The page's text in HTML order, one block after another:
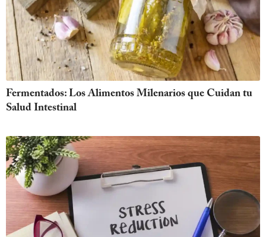
Fermentados: Los Alimentos Milenarios que Cuidan tu
Salud Intestinal